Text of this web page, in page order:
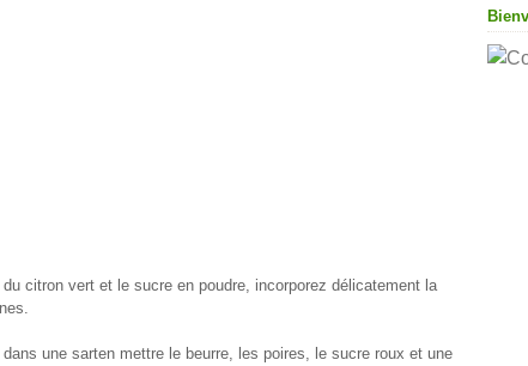
citron vert et le sucre en poudre, incorporez délicatement la
une sarten mettre le beurre, les poires, le sucre roux et une